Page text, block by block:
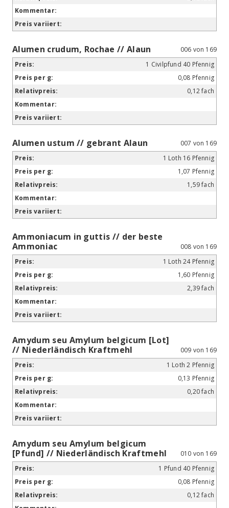
Alumen crudum, Rochae // Alaun
006 von 169
1 Civilpfund 40 Pfennig
0,08 Pfennig
0,12 fach
Alumen ustum // gebrant Alaun
007 von 169
1 Loth 16 Pfennig
1,07 Pfennig
1,59 fach
Ammoniacum in guttis // der beste
Ammoniac
008 von 169
1 Loth 24 Pfennig
1,60 Pfennig
2,39 fach
Amydum seu Amylum belgicum [Lot]
// Niederländisch Kraftmehl
009 von 169
1 Loth 2 Pfennig
0,13 Pfennig
0,20 fach
Amydum seu Amylum belgicum
[Pfund] // Niederländisch Kraftmehl
010 von 169
1 Pfund 40 Pfennig
0,08 Pfennig
0,12 fach